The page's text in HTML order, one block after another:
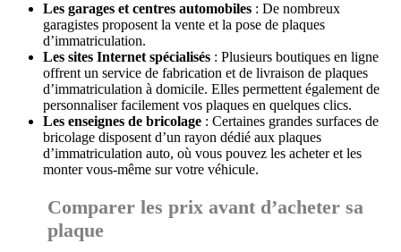
Les garages et centres automobiles : De nombreux
garagistes proposent la vente et la pose de plaques
d’immatriculation.
Les sites Internet spécialisés : Plusieurs boutiques en ligne
offrent un service de fabrication et de livraison de plaques
d’immatriculation à domicile. Elles permettent également de
personnaliser facilement vos plaques en quelques clics.
Les enseignes de bricolage : Certaines grandes surfaces de
bricolage disposent d’un rayon dédié aux plaques
d’immatriculation auto, où vous pouvez les acheter et les
monter vous-même sur votre véhicule.
Comparer les prix avant d’acheter sa
plaque